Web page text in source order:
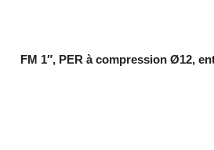
FM 1″, PER à compression Ø12,